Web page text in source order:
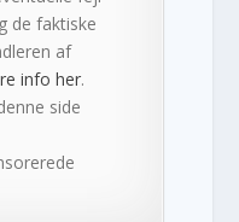
de faktiske
af
info her.
side